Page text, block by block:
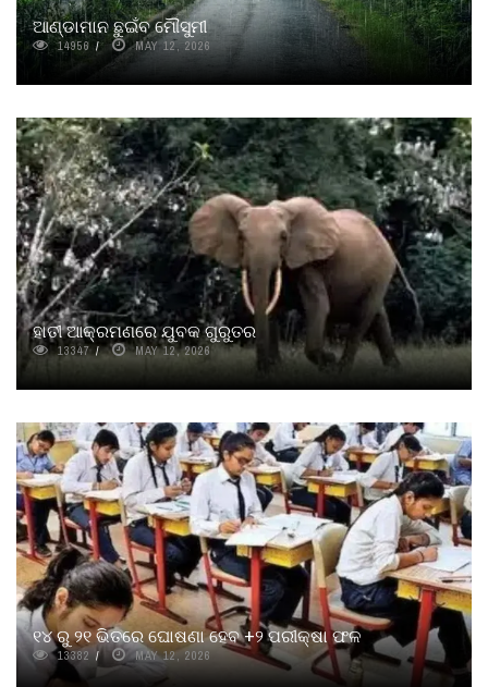
ଆଣ୍ଡାମାନ ଛୁଇଁବ ମୌସୁମୀ
14956 MAY 12, 2026
ହାତୀ ଆକ୍ରମଣରେ ଯୁବକ ଗୁରୁତର
13347 MAY 12, 2026
୧୪ ରୁ ୨୧ ଭିତରେ ଘୋଷଣା ହେବ +୨ ପରୀକ୍ଷା ଫଳ
13382 MAY 12, 2026